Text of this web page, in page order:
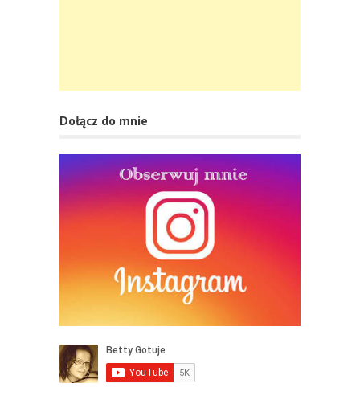
Dołącz do mnie